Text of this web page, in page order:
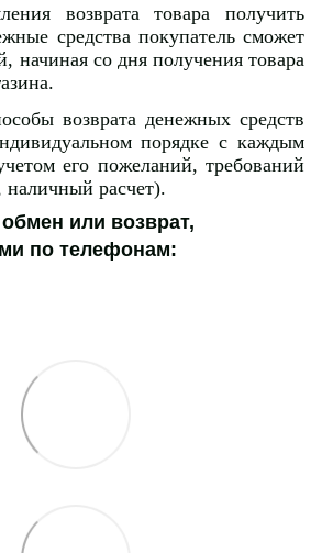
возврата товара получить
средства покупатель сможет
начиная со дня получения товара
возврата денежных средств
порядке с каждым
его пожеланий, требований
наличный расчет).
или возврат,
по телефонам: